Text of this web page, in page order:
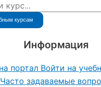
Информация
Войти на
Часто задаваемые